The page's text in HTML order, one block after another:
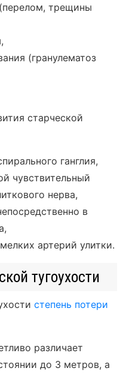
трещины
(гранулематоз
старческой
ганглия,
чувствительный
нерва,
в
артерий улитки.
тугоухости
степень потери
различает
до 3 метров, а